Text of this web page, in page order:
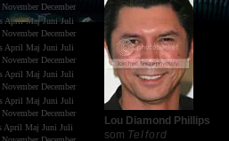
Lou Diamond Phillips
som Telford
November December
April Maj Juni Juli
November December
April Maj Juni Juli
November December
April Maj Juni Juli
November December
April Maj Juni Juli
November December
April Maj Juni Juli